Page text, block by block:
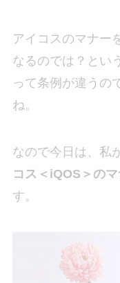
アイコスのマナー
なるのでは？とい
って条例が違うの
ね。
なので今日は、私
コス＜iQOS＞の
す。